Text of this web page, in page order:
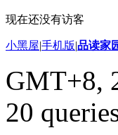
现在还没有访客
小黑屋|手机版|品读家
GMT+8,
20